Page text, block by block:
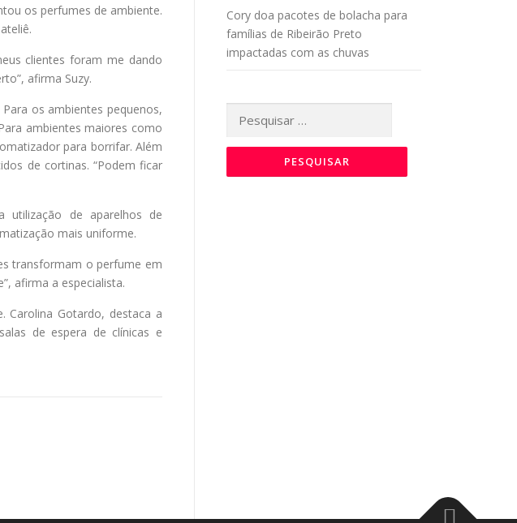
os perfumes de ambiente.
clientes foram me dando
afirma Suzy.
os ambientes pequenos,
ambientes maiores como
para borrifar. Além
de cortinas. “Podem ficar
de aparelhos de
mais uniforme.
transformam o perfume em
afirma a especialista.
Carolina Gotardo, destaca a
de espera de clínicas e
Cory doa pacotes de bolacha para
famílias de Ribeirão Preto
impactadas com as chuvas
por: